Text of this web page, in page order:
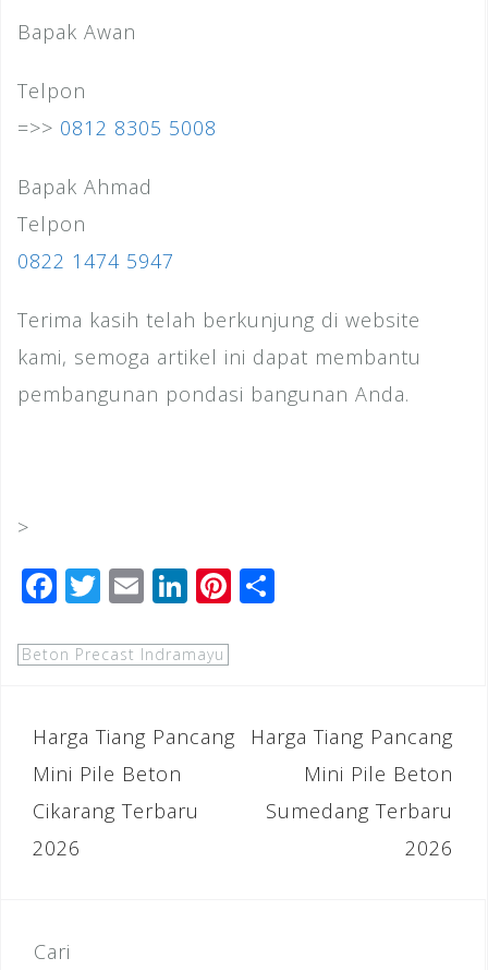
Bapak Awan
Telpon
=>> 0812 8305 5008
Bapak Ahmad
Telpon
0822 1474 5947
Terima kasih telah berkunjung di website
kami, semoga artikel ini dapat membantu
pembangunan pondasi bangunan Anda.
>
F
c
b
o
o
k
T
tt
r
E
ai
Li
k
dI
n
Pi
e
st
Beton Precast Indramayu
Navigasi
pos
Harga Tiang Pancang
Mini Pile Beton
Cikarang Terbaru
2026
Harga Tiang Pancang
Mini Pile Beton
Sumedang Terbaru
2026
Cari